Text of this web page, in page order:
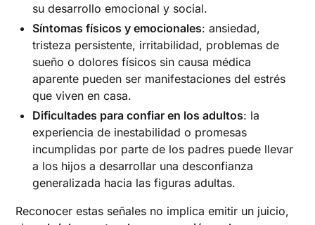
su desarrollo emocional y social.
Síntomas físicos y emocionales: ansiedad,
tristeza persistente, irritabilidad, problemas de
sueño o dolores físicos sin causa médica
aparente pueden ser manifestaciones del estrés
que viven en casa.
Dificultades para confiar en los adultos: la
experiencia de inestabilidad o promesas
incumplidas por parte de los padres puede llevar
a los hijos a desarrollar una desconfianza
generalizada hacia las figuras adultas.
Reconocer estas señales no implica emitir un juicio,